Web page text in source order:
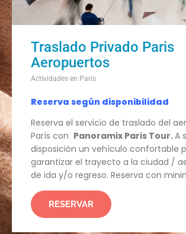
Traslado Privado Paris
Aeropuertos
Actividades en Paris
Reserva según disponibilidad
Reserva el servicio de traslado del
París con Panoramix Paris Tour.A
disposición un vehículo confortable
garantizar el trayecto a la ciudad /
de ida y/o regreso. Reserva con
RESERVAR